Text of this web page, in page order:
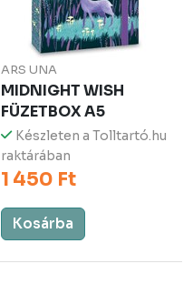
ARS UNA
MIDNIGHT WISH
FÜZETBOX A5
Készleten a Tolltartó.hu
raktárában
1 450 Ft
Kosárba